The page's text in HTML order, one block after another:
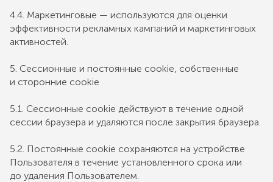
4.4. Маркетинговые — используются для оценки
эффективности рекламных кампаний и маркетинговых
активностей.
5. Сессионные и постоянные cookie, собственные
и сторонние cookie
5.1. Сессионные cookie действуют в течение одной
сессии браузера и удаляются после закрытия браузера.
5.2. Постоянные cookie сохраняются на устройстве
Пользователя в течение установленного срока или
до удаления Пользователем.